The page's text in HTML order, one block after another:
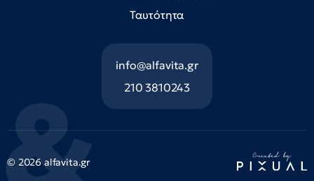
Ταυτότητα
info@alfavita.gr
210 3810243
© 2026 alfavita.gr